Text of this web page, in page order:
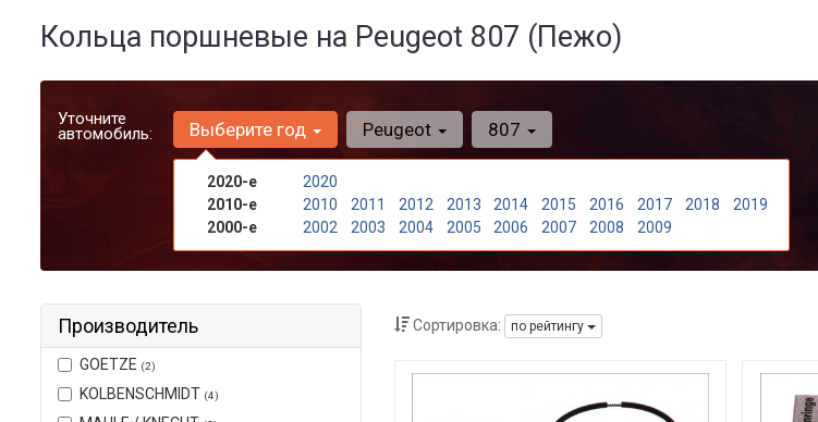
Кольца поршневые на Peugeot 807 (Пежо)
Уточните
автомобиль: Выберите год
2020-е
2020
2010-е
2010 2011 2012 2013 2014 2015 2016 2017 2018
2019
2000-е
2002 2003 2004 2005 2006 2007 2008 2009
Peugeot 807
Производитель
GOETZE (2)
KOLBENSCHMIDT (4)
Сортировка: по рейтингу